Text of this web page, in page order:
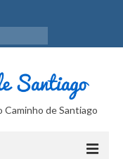
Caminho de Santiago